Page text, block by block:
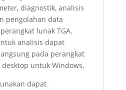
diagnostik, analisis
pengolahan data
lunak TGA.
analisis dapat
pada perangkat
untuk Windows.
dapat